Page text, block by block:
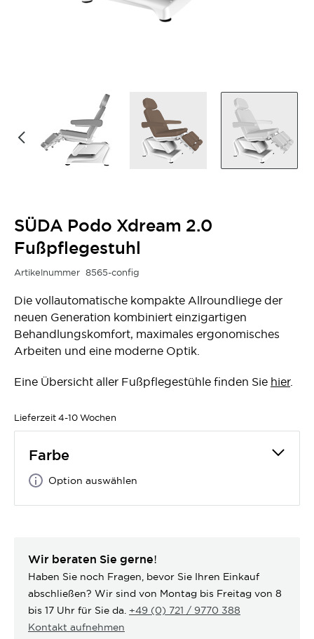
SÜDA Podo Xdream 2.0
Fußpflegestuhl
Artikelnummer 8565-config
Die vollautomatische kompakte Allroundliege der
neuen Generation kombiniert einzigartigen
Behandlungskomfort, maximales ergonomisches
Arbeiten und eine moderne Optik.
Eine Übersicht aller Fußpflegestühle finden Sie hier.
Lieferzeit4-10 Wochen
Farbe
Option auswählen
Wir beraten Sie gerne!
Haben Sie noch Fragen, bevor Sie Ihren Einkauf
abschließen? Wir sind von Montag bis Freitag von 8
bis 17 Uhr für Sie da. +49 (0) 721 / 9770 388
Kontakt aufnehmen